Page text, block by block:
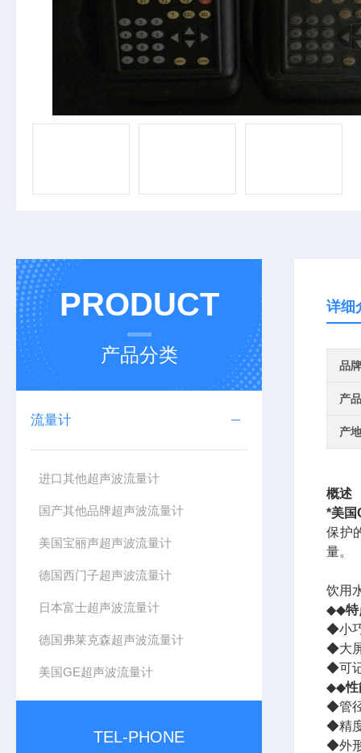
PRODUCT
产品分类
流量计
进口其他超声波流量计
国产其他品牌超声波流量计
美国宝丽声超声波流量计
德国西门子超声波流量计
日本富士超声波流量计
德国弗莱克森超声波流量计
美国GE超声波流量计
TEL-PHONE
详细
品牌
产
产
概述
*美国
保护
量。
饮用
◆◆特
◆小
◆大
◆可
◆◆性
◆管
◆精
◆外